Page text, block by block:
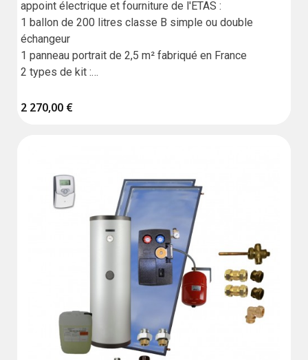
appoint électrique et fourniture de l'ETAS :
1 ballon de 200 litres classe B simple ou double
échangeur
1 panneau portrait de 2,5 m² fabriqué en France
2 types de kit :
2 270,00 €